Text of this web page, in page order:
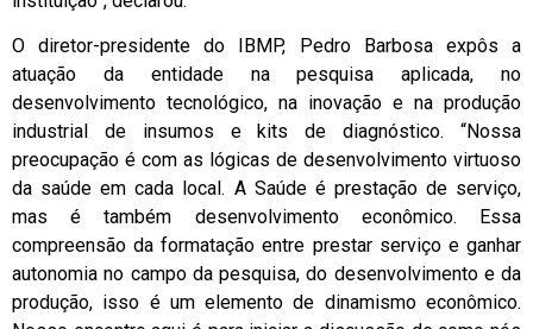
O diretor-presidente do IBMP, Pedro Barbosa expôs a
atuação da entidade na pesquisa aplicada, no
desenvolvimento tecnológico, na inovação e na produção
industrial de insumos e kits de diagnóstico. “Nossa
preocupação é com as lógicas de desenvolvimento virtuoso
da saúde em cada local. A Saúde é prestação de serviço,
mas é também desenvolvimento econômico. Essa
compreensão da formatação entre prestar serviço e ganhar
autonomia no campo da pesquisa, do desenvolvimento e da
produção, isso é um elemento de dinamismo econômico.